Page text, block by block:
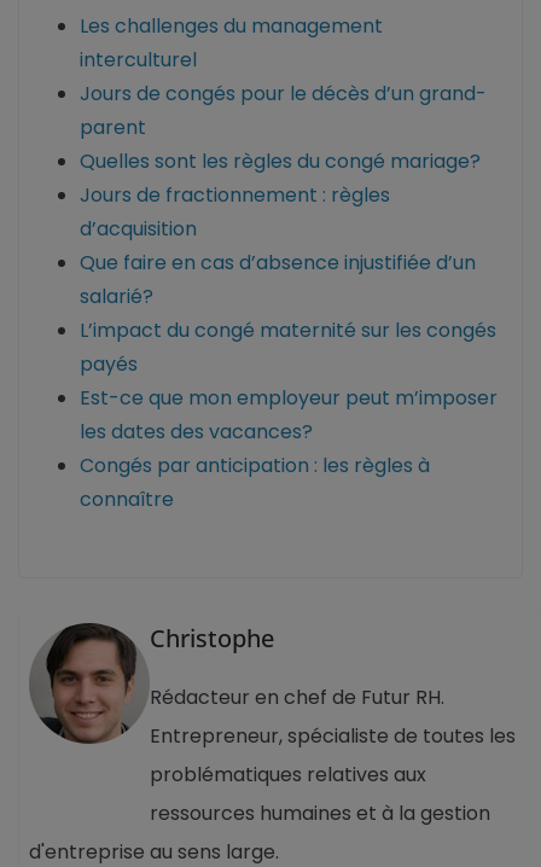
Les challenges du management
interculturel
Jours de congés pour le décès d’un grand-
parent
Quelles sont les règles du congé mariage?
Jours de fractionnement : règles
d’acquisition
Que faire en cas d’absence injustifiée d’un
salarié?
L’impact du congé maternité sur les congés
payés
Est-ce que mon employeur peut m’imposer
les dates des vacances?
Congés par anticipation : les règles à
connaître
Christophe
Rédacteur en chef de Futur RH.
Entrepreneur, spécialiste de toutes les
problématiques relatives aux
ressources humaines et à la gestion
d'entreprise au sens large.